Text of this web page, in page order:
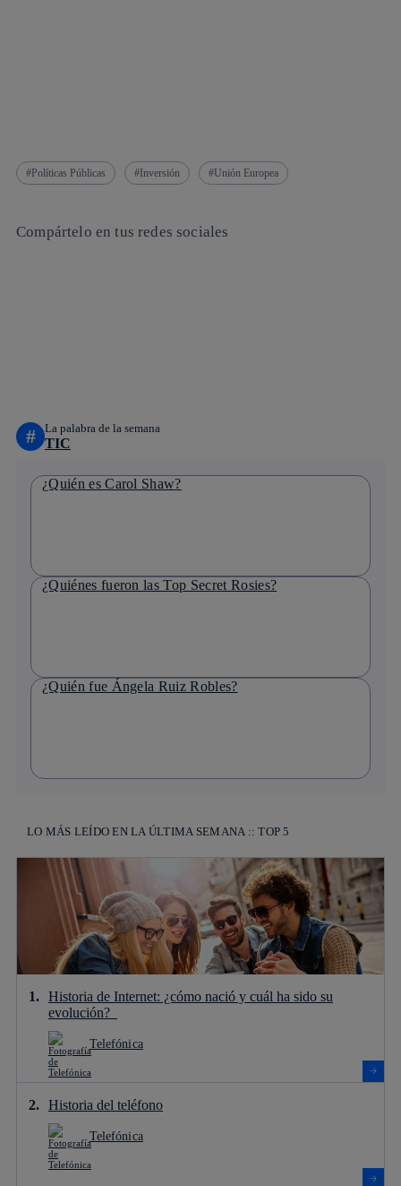
Políticas Públicas Inversión Unión Europea
Compártelo en tus redes sociales
# La palabra de la semana
TIC
¿Quién es Carol Shaw?
¿Quiénes fueron las Top Secret Rosies?
¿Quién fue Ángela Ruiz Robles?
LO MÁS LEÍDO EN LA ÚLTIMA SEMANA :: TOP 5
Historia de Internet: ¿cómo nació y cuál ha sido su
evolución?
Telefónica
Historia del teléfono
Telefónica